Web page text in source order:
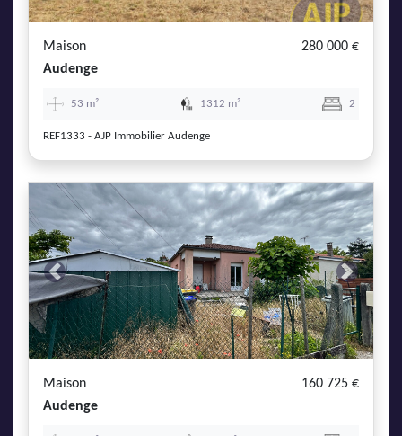
Maison
280 000 €
Audenge
53 m² 1312 m² 2
REF1333 - AJP Immobilier Audenge
Previous Next
Maison
160 725 €
Audenge